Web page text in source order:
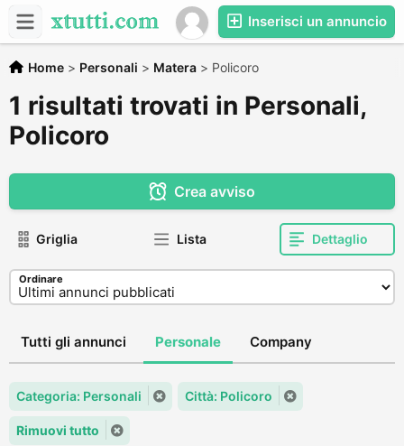
Inserisci un annuncio
Home > Personali > Matera > Policoro
1 risultati trovati in Personali,
Policoro
Crea avviso
Griglia Lista Dettaglio
Ordinare
Tutti gli annunci Personale Company
Categoria: Personali Città: Policoro
Rimuovi tutto